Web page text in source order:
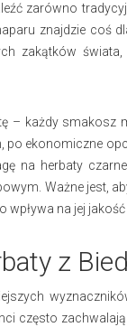
zarówno
znajdzie coś
zakątków
– każdy smakosz
ekonomiczne
na herbaty
Ważne jest,
wpływa na jej jakość
z
często